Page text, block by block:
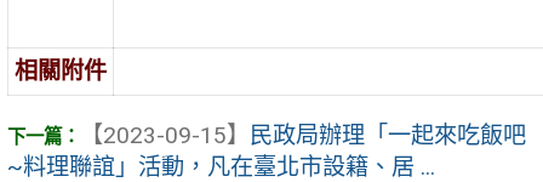
相關附件
【2023-09-15】 民政局辦理「一起來吃飯吧
~料理聯誼」活動，凡在臺北市設籍、居 ...